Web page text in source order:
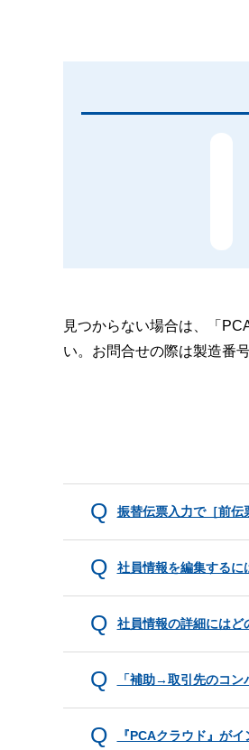
見つからない場合は、「
い。お問合せの際は製造番
振替伝票入力で［前伝
社員情報を編集するに
社員情報の詳細にはど
「補助→取引先のコン
『PCAクラウド』が